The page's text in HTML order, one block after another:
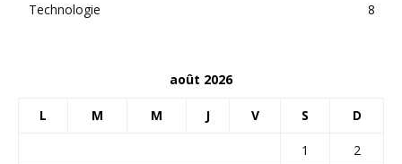
Technologie
8
août 2026
L M M J V S D
1
2